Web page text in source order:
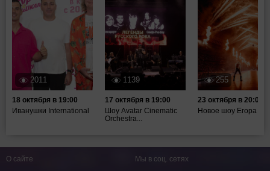
2011
18 октября в 19:00
Иванушки International
1139
17 октября в 19:00
Шоу Avatar Cinematic
Orchestra...
255
23 октября в 20:00
Новое шоу Егора
О сайте Мы в соц. сетях